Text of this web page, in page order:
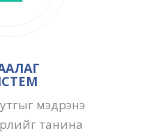
мэдрэнэ
танина